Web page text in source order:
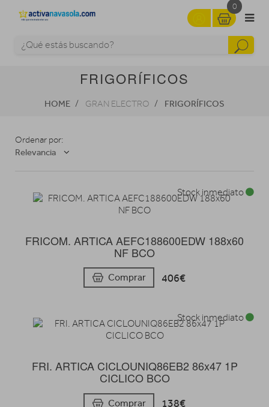
0
FRIGORÍFICOS
HOME GRAN ELECTRO FRIGORÍFICOS
Ordenar por:
Relevancia
FRICOM. ARTICA AEFC188600EDW 188x60
NF BCO
Comprar 406€
Stock inmediato
FRI. ARTICA CICLOUNIQ86EB2 86x47 1P
CICLICO BCO
Comprar 138€
Stock inmediato